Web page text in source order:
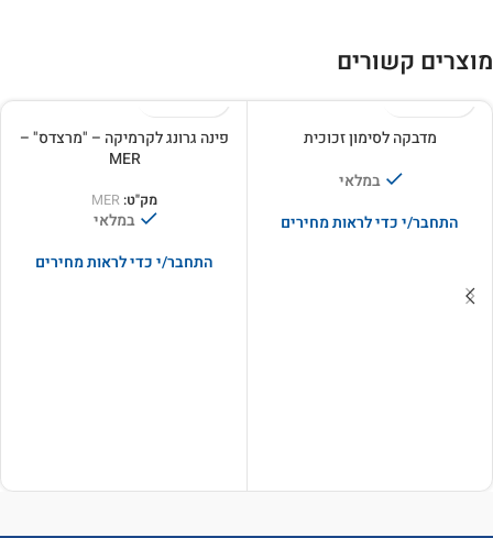
מוצרים קשורים
מדבקה לסימון זכוכית
במלאי
התחבר/י כדי לראות מחירים
פינה גרונג לקרמיקה – "מרצדס" –
MER
מק"ט: MER
במלאי
התחבר/י כדי לראות מחירים